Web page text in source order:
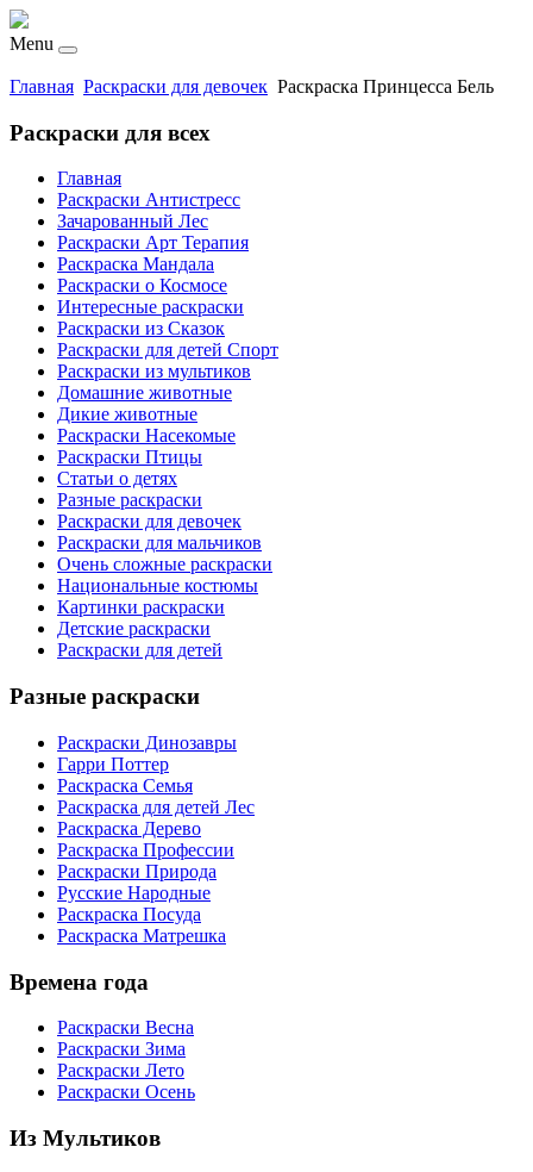
Menu
Главная Раскраски для девочек Раскраска Принцесса Бель
Раскраски для всех
Главная
Раскраски Антистресс
Зачарованный Лес
Раскраски Арт Терапия
Раскраска Мандала
Раскраски о Космосе
Интересные раскраски
Раскраски из Сказок
Раскраски для детей Спорт
Раскраски из мультиков
Домашние животные
Дикие животные
Раскраски Насекомые
Раскраски Птицы
Статьи о детях
Разные раскраски
Раскраски для девочек
Раскраски для мальчиков
Очень сложные раскраски
Национальные костюмы
Картинки раскраски
Детские раскраски
Раскраски для детей
Разные раскраски
Раскраски Динозавры
Гарри Поттер
Раскраска Семья
Раскраска для детей Лес
Раскраска Дерево
Раскраска Профессии
Раскраски Природа
Русские Народные
Раскраска Посуда
Раскраска Матрешка
Времена года
Раскраски Весна
Раскраски Зима
Раскраски Лето
Раскраски Осень
Из Мультиков